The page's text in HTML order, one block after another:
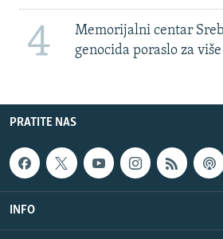
4
Memorijalni centar
genocida poraslo za
PRATITE NAS
INFO